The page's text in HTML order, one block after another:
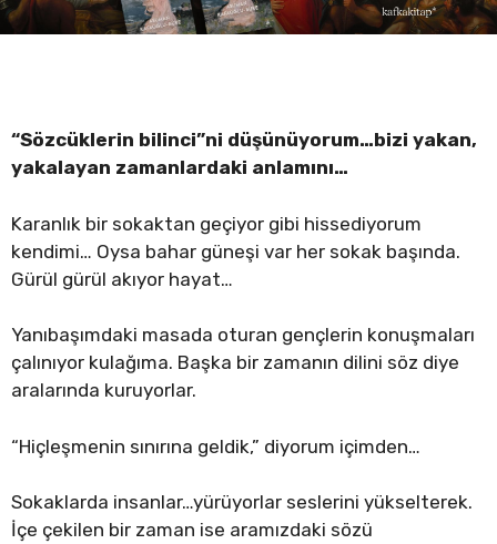
“Sözcüklerin bilinci”ni düşünüyorum…bizi yakan,
yakalayan zamanlardaki anlamını…
Karanlık bir sokaktan geçiyor gibi hissediyorum
kendimi… Oysa bahar güneşi var her sokak başında.
Gürül gürül akıyor hayat…
Yanıbaşımdaki masada oturan gençlerin konuşmaları
çalınıyor kulağıma. Başka bir zamanın dilini söz diye
aralarında kuruyorlar.
“Hiçleşmenin sınırına geldik,” diyorum içimden…
Sokaklarda insanlar…yürüyorlar seslerini yükselterek.
İçe çekilen bir zaman ise aramızdaki sözü